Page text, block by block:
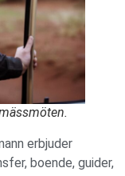
erbjuder
boende, guider,